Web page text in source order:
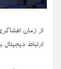
از زمان
ارتباط